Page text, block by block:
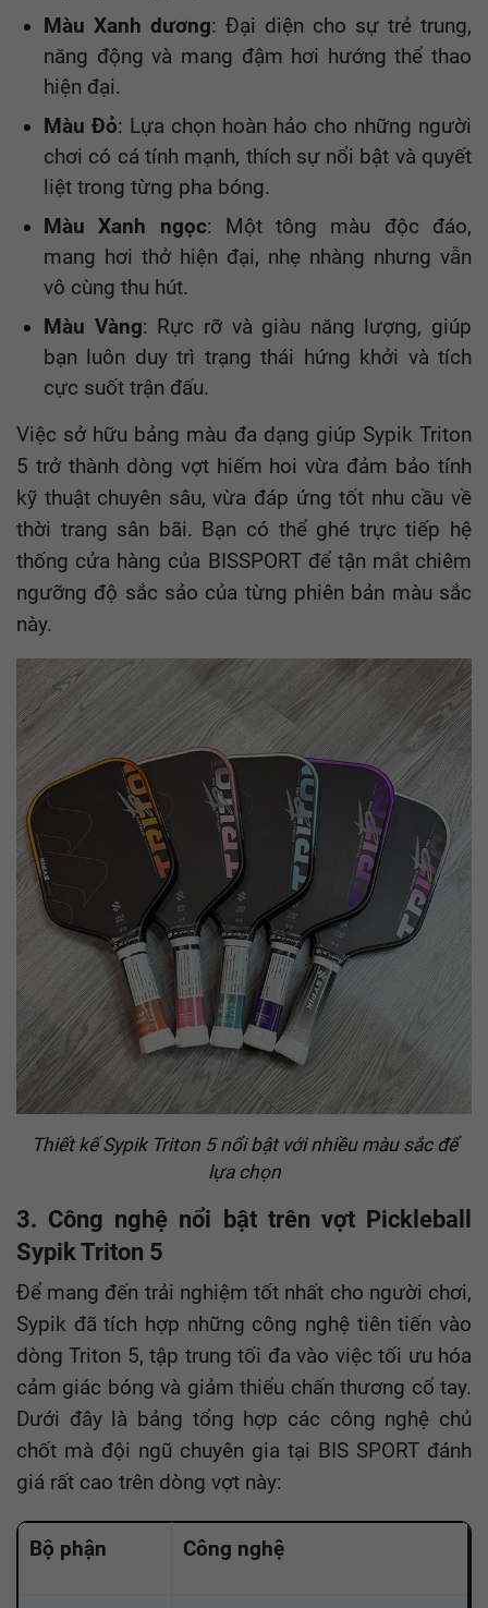
Màu Xanh dương: Đại diện cho sự trẻ trung,
năng động và mang đậm hơi hướng thể thao
hiện đại.
Màu Đỏ: Lựa chọn hoàn hảo cho những người
chơi có cá tính mạnh, thích sự nổi bật và quyết
liệt trong từng pha bóng.
Màu Xanh ngọc: Một tông màu độc đáo,
mang hơi thở hiện đại, nhẹ nhàng nhưng vẫn
vô cùng thu hút.
Màu Vàng: Rực rỡ và giàu năng lượng, giúp
bạn luôn duy trì trạng thái hứng khởi và tích
cực suốt trận đấu.
Việc sở hữu bảng màu đa dạng giúp Sypik Triton
5 trở thành dòng vợt hiếm hoi vừa đảm bảo tính
kỹ thuật chuyên sâu, vừa đáp ứng tốt nhu cầu về
thời trang sân bãi. Bạn có thể ghé trực tiếp hệ
thống cửa hàng của BISSPORT để tận mắt chiêm
ngưỡng độ sắc sảo của từng phiên bản màu sắc
này.
Thiết kếSypikTriton 5 nổi bật với nhiều màu sắc để
lựa chọn
3. Công nghệ nổi bật trên vợt Pickleball
Sypik Triton 5
Để mang đến trải nghiệm tốt nhất cho người chơi,
Sypik đã tích hợp những công nghệ tiên tiến vào
dòng Triton 5, tập trung tối đa vào việc tối ưu hóa
cảm giác bóng và giảm thiểu chấn thương cổ tay.
Dưới đây là bảng tổng hợp các công nghệ chủ
chốt mà đội ngũ chuyên gia tại BIS SPORT đánh
giá rất cao trên dòng vợt này:
Bộ phận Công nghệ